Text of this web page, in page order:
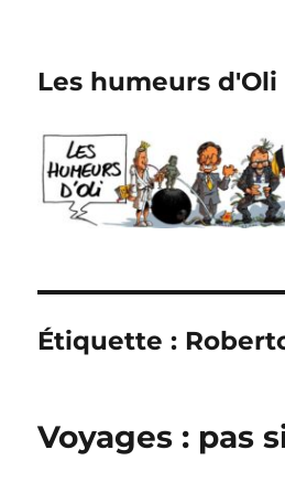
Les humeurs d'Oli
Étiquette :
Voyages : pas